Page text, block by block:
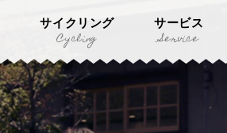
サイクリング
Cycling
サービス
Service